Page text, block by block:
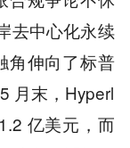
去中心化永续
角伸向了标普
月末，Hyperl
亿美元，而